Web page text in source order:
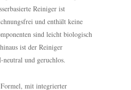
Reiniger ist
und enthält keine
sind leicht biologisch
ist der Reiniger
und geruchlos.
mit integrierter